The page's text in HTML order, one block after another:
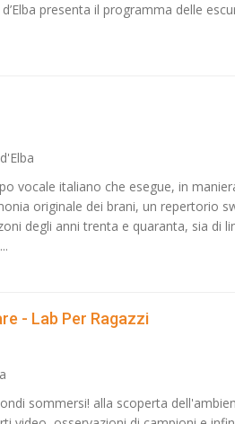
presenta il programma delle
vocale italiano che esegue, in
originale dei brani, un repertorio
degli anni trenta e quaranta, sia di
- Lab Per Ragazzi
sommersi! alla scoperta